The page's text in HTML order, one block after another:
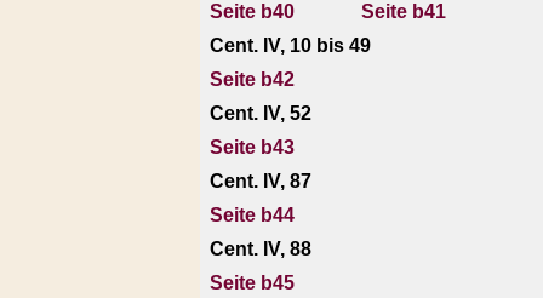
Seite b40
Seite b41
Cent. IV, 10 bis 49
Seite b42
Cent. IV, 52
Seite b43
Cent. IV, 87
Seite b44
Cent. IV, 88
Seite b45